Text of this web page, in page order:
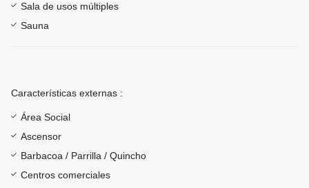
Sala de usos múltiples
Sauna
Características externas :
Área Social
Ascensor
Barbacoa / Parrilla / Quincho
Centros comerciales